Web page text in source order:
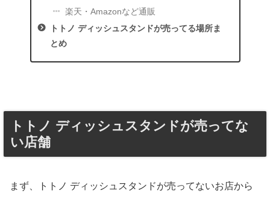
楽天・Amazonなど通販
トトノ ディッシュスタンドが売ってる場所ま
とめ
トトノ ディッシュスタンドが売ってな
い店舗
まず、トトノ ディッシュスタンドが売ってないお店から